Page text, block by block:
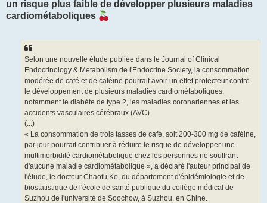
un risque plus faible de développer plusieurs maladies
cardiométaboliques
Selon une nouvelle étude publiée dans le Journal of Clinical
Endocrinology & Metabolism de l'Endocrine Society, la consommation
modérée de café et de caféine pourrait avoir un effet protecteur contre
le développement de plusieurs maladies cardiométaboliques,
notamment le diabète de type 2, les maladies coronariennes et les
accidents vasculaires cérébraux (AVC).
(...)
« La consommation de trois tasses de café, soit 200-300 mg de caféine,
par jour pourrait contribuer à réduire le risque de développer une
multimorbidité cardiométabolique chez les personnes ne souffrant
d'aucune maladie cardiométabolique », a déclaré l'auteur principal de
l'étude, le docteur Chaofu Ke, du département d'épidémiologie et de
biostatistique de l'école de santé publique du collège médical de
Suzhou de l'université de Soochow, à Suzhou, en Chine.